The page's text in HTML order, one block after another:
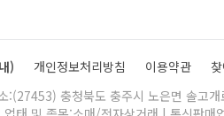
) 개인정보처리방침 이용약관
:(27453) 충청북도 충주시 노은면 솔고